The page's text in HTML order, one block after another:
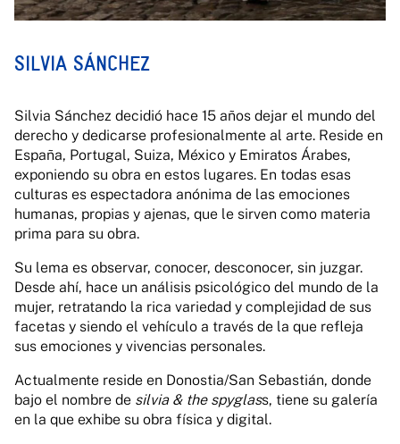
SILVIA SÁNCHEZ
Silvia Sánchez decidió hace 15 años dejar el mundo del
derecho y dedicarse profesionalmente al arte. Reside en
España, Portugal, Suiza, México y Emiratos Árabes,
exponiendo su obra en estos lugares. En todas esas
culturas es espectadora anónima de las emociones
humanas, propias y ajenas, que le sirven como materia
prima para su obra.
Su lema es observar, conocer, desconocer, sin juzgar.
Desde ahí, hace un análisis psicológico del mundo de la
mujer, retratando la rica variedad y complejidad de sus
facetas y siendo el vehículo a través de la que refleja
sus emociones y vivencias personales.
Actualmente reside en Donostia/San Sebastián, donde
bajo el nombre de silvia & the spyglass, tiene su galería
en la que exhibe su obra física y digital.